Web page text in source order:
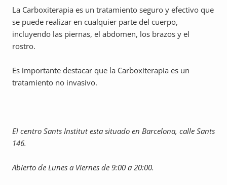
La Carboxiterapia es un tratamiento seguro y efectivo que
se puede realizar en cualquier parte del cuerpo,
incluyendo las piernas, el abdomen, los brazos y el
rostro.
Es importante destacar que la Carboxiterapia es un
tratamiento no invasivo.
El centro Sants Institut esta situado en Barcelona, calle Sants
146.
Abierto de Lunes a Viernes de 9:00 a 20:00.